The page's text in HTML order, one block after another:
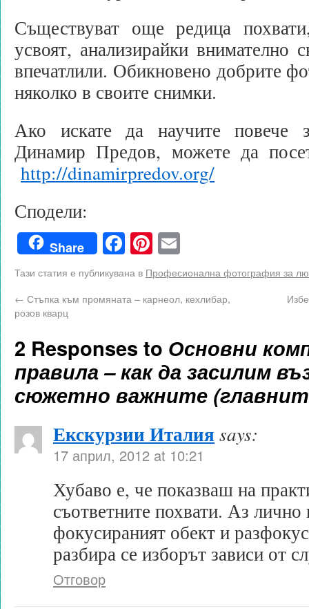
Съществуват още редица
усвоят, анализирайки внимателно
впечатлили. Обикновено добрите
няколко в своите снимки.
Ако искате да научите повече
Динамир Предов, можете да
http://dinamirpredov.org/
Сподели:
Share Facebook
Pinterest
Тази статия е публикувана в Професионална фотография за
← Стъпка към промяната – карнеол, кехлибар,
розов кварц
2 Responses to Основни
правила – как да засилим
сюжетно важните
Екскурзии Италия says:
17 април, 2012 at 10:21
Хубаво е, че показваш на
съответните похвати. Аз
фокусираният обект и
разбира се изборът зависи от
Отговор